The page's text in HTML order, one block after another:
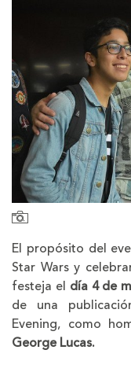
El propósito del
Star Wars y
festeja el día 4 de
de una
Evening, como
George Lucas.